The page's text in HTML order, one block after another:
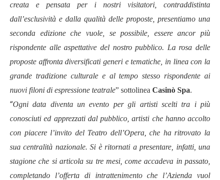
creata e pensata per i nostri visitatori, contraddistinta
dall’esclusività e dalla qualità delle proposte, presentiamo una
seconda edizione che vuole, se possibile, essere ancor più
rispondente alle aspettative del nostro pubblico. La rosa delle
proposte affronta diversificati generi e tematiche, in linea con la
grande tradizione culturale e al tempo stesso rispondente ai
nuovi filoni di espressione teatrale” sottolinea Casinò Spa.
“Ogni data diventa un evento per gli artisti scelti tra i più
conosciuti ed apprezzati dal pubblico, artisti che hanno accolto
con piacere l’invito del Teatro dell’Opera, che ha ritrovato la
sua centralità nazionale. Si è ritornati a presentare, infatti, una
stagione che si articola su tre mesi, come accadeva in passato,
completando l’offerta di intrattenimento che l’Azienda vuol